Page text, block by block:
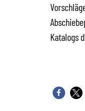
Katalogs